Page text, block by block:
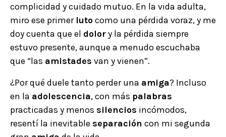
complicidad y cuidado mutuo. En la vida adulta,
miro ese primer lutocomo una pérdida voraz, y me
doy cuenta que el dolory la pérdida siempre
estuvo presente, aunque a menudo escuchaba
que “las amistades van y vienen”.
¿Por qué duele tanto perder una amiga? Incluso
en la adolescencia, con más palabras
practicadas y menos silencios incómodos,
resentí la inevitable separación con mi segunda